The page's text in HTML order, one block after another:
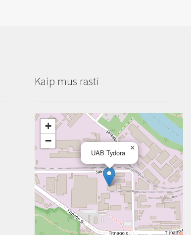
Kaip mus rasti
UAB Tydora
×
+
−